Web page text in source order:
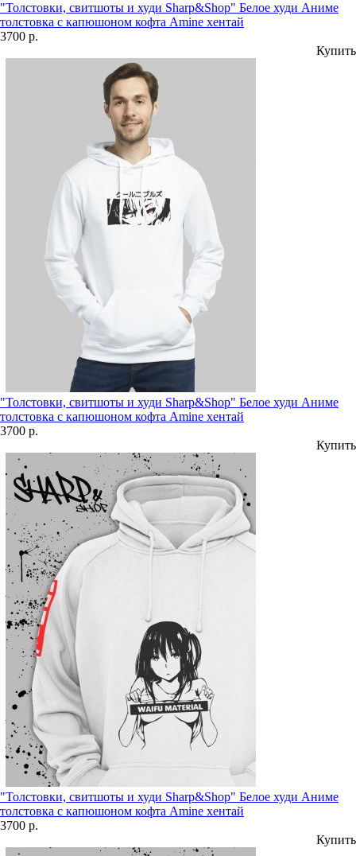
"Толстовки, свитшоты и худи Sharp&Shop" Белое худи Аниме
толстовка с капюшоном кофта Amine хентай
3700 р.
Купить
"Толстовки, свитшоты и худи Sharp&Shop" Белое худи Аниме
толстовка с капюшоном кофта Amine хентай
3700 р.
Купить
"Толстовки, свитшоты и худи Sharp&Shop" Белое худи Аниме
толстовка с капюшоном кофта Amine хентай
3700 р.
Купить